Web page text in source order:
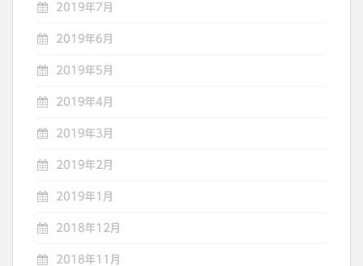
2019年7月
2019年6月
2019年5月
2019年4月
2019年3月
2019年2月
2019年1月
2018年12月
2018年11月